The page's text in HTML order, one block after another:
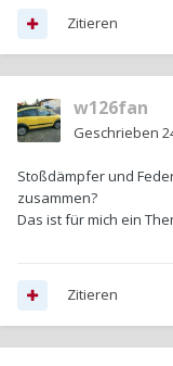
Zitieren
w126fan
Geschrieben
Stoßdämpfer und
zusammen?
Das ist für mich ein
Zitieren